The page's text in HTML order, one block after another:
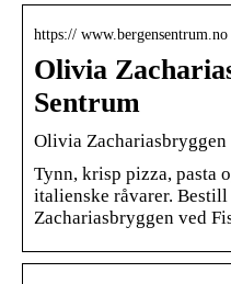
https://
Olivia
Sentrum
Olivia Zachariasbryggen
Tynn, krisp pizza, pasta
italienske råvarer.
Zachariasbryggen ved